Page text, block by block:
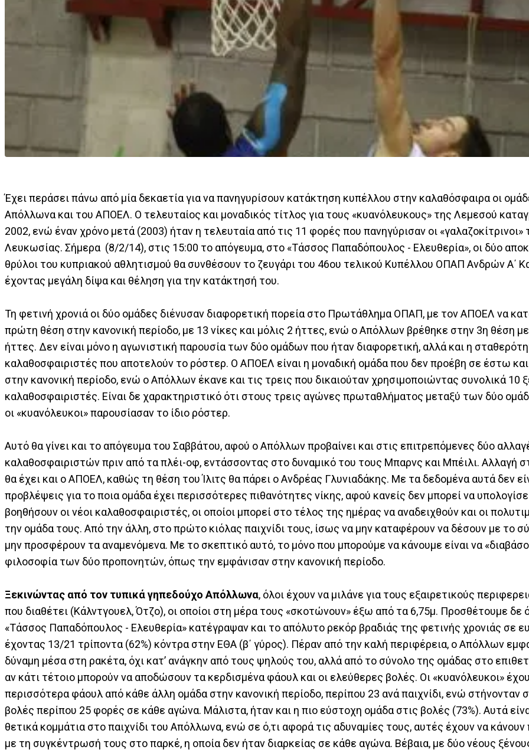
Έχει περάσει πάνω από μία δεκαετία για να πανηγυρίσουν κατάκτηση κυπέλλου στην καλαθόσφαιρα οι
Απόλλωνα και του ΑΠΟΕΛ. Ο τελευταίος και μοναδικός τίτλος για τους «κυανόλευκους» της Λεμεσού
2002, ενώ έναν χρόνο μετά (2003) ήταν η τελευταία από τις 11 φορές που πανηγύρισαν οι «γαλαζοκίτρινοι»
Λευκωσίας. Σήμερα (8/2/14), στις 15:00 το απόγευμα, στο «Τάσσος Παπαδόπουλος - Ελευθερία», οι δύο
θρύλοι του κυπριακού αθλητισμού θα συνθέσουν το ζευγάρι του 46ου τελικού Κυπέλλου ΟΠΑΠ Ανδρών Α΄
έχοντας μεγάλη δίψα και θέληση για την κατάκτησή του.
Τη φετινή χρονιά οι δύο ομάδες διένυσαν διαφορετική πορεία στο Πρωτάθλημα ΟΠΑΠ, με τον ΑΠΟΕΛ να
πρώτη θέση στην κανονική περίοδο, με 13 νίκες και μόλις 2 ήττες, ενώ ο Απόλλων βρέθηκε στην 3η θέση με
ήττες. Δεν είναι μόνο η αγωνιστική παρουσία των δύο ομάδων που ήταν διαφορετική, αλλά και η
καλαθοσφαιριστές που αποτελούν το ρόστερ. Ο ΑΠΟΕΛ είναι η μοναδική ομάδα που δεν προέβη σε έστω και
στην κανονική περίοδο, ενώ ο Απόλλων έκανε και τις τρεις που δικαιούταν χρησιμοποιώντας συνολικά 10
καλαθοσφαιριστές. Είναι δε χαρακτηριστικό ότι στους τρεις αγώνες πρωταθλήματος μεταξύ των δύο
οι «κυανόλευκοι» παρουσίασαν το ίδιο ρόστερ.
Αυτό θα γίνει και το απόγευμα του Σαββάτου, αφού ο Απόλλων προβαίνει και στις επιτρεπόμενες δύο
καλαθοσφαιριστών πριν από τα πλέι-οφ, εντάσσοντας στο δυναμικό του τους Μπαρνς και Μπέιλι. Αλλαγή
θα έχει και ο ΑΠΟΕΛ, καθώς τη θέση του Ίλιτς θα πάρει ο Ανδρέας Γλυνιαδάκης. Με τα δεδομένα αυτά δεν
προβλέψεις για το ποια ομάδα έχει περισσότερες πιθανότητες νίκης, αφού κανείς δεν μπορεί να
βοηθήσουν οι νέοι καλαθοσφαιριστές, οι οποίοι μπορεί στο τέλος της ημέρας να αναδειχθούν και οι
την ομάδα τους. Από την άλλη, στο πρώτο κιόλας παιχνίδι τους, ίσως να μην καταφέρουν να δέσουν με το
μην προσφέρουν τα αναμενόμενα. Με το σκεπτικό αυτό, το μόνο που μπορούμε να κάνουμε είναι να
φιλοσοφία των δύο προπονητών, όπως την εμφάνισαν στην κανονική περίοδο.
Ξεκινώντας από τον τυπικά γηπεδούχο Απόλλωνα, όλοι έχουν να μιλάνε για τους εξαιρετικούς
που διαθέτει (Κάλντγουελ, Ότζο), οι οποίοι στη μέρα τους «σκοτώνουν» έξω από τα 6,75μ. Προσθέτουμε δε
«Τάσσος Παπαδόπουλος - Ελευθερία» κατέγραψαν και το απόλυτο ρεκόρ βραδιάς της φετινής χρονιάς σε
έχοντας 13/21 τρίποντα (62%) κόντρα στην ΕΘΑ (β΄ γύρος). Πέραν από την καλή περιφέρεια, ο Απόλλων
δύναμη μέσα στη ρακέτα, όχι κατ’ ανάγκην από τους ψηλούς του, αλλά από το σύνολο της ομάδας στο
αν κάτι τέτοιο μπορούν να αποδώσουν τα κερδισμένα φάουλ και οι ελεύθερες βολές. Οι «κυανόλευκοι»
περισσότερα φάουλ από κάθε άλλη ομάδα στην κανονική περίοδο, περίπου 23 ανά παιχνίδι, ενώ στήνονταν
βολές περίπου 25 φορές σε κάθε αγώνα. Μάλιστα, ήταν και η πιο εύστοχη ομάδα στις βολές (73%). Αυτά
θετικά κομμάτια στο παιχνίδι του Απόλλωνα, ενώ σε ό,τι αφορά τις αδυναμίες τους, αυτές έχουν να
με τη συγκέντρωσή τους στο παρκέ, η οποία δεν ήταν διαρκείας σε κάθε αγώνα. Βέβαια, με δύο νέους